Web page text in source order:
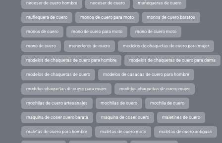
neceser de cuero hombre neceser de cuero muñequeras de cuero
muñequera de cuero monos de cuero para moto monos de cuero baratos
monos de cuero mono de cuero para moto mono de cuero moto
mono de cuero monederos de cuero modelos de chaquetas de cuero para mujer
modelos de chaquetas de cuero para hombre modelos de chaquetas de cuero para dama
modelos de chaquetas de cuero modelos de casacas de cuero para hombre
modelos chaquetas de cuero para mujer modelos chaquetas de cuero mujer
mochilas de cuero artesanales mochilas de cuero mochila de cuero
maquina de coser cuero barata maquina de coser cuero maletines de cuero
maletas de cuero para hombre maletas de cuero moto maletas de cuero antiguas